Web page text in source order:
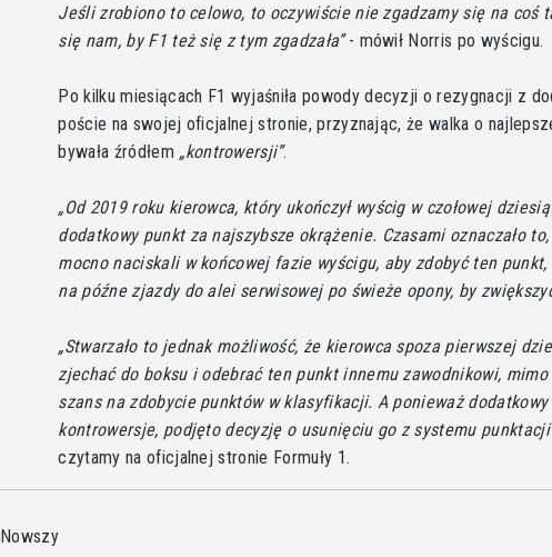
Jeśli zrobiono to celowo, to oczywiście nie zgadzamy się na coś
się nam, by F1 też się z tym zgadzała - mówił Norris po wyścigu.
Po kilku miesiącach F1 wyjaśniła powody decyzji o rezygnacji z
poście na swojej oficjalnej stronie, przyznając, że walka o
bywała źródłem
kontrowersji .
Od 2019 roku kierowca, który ukończył wyścig w czołowej
dodatkowy punkt za najszybsze okrążenie. Czasami oznaczało
mocno naciskali w końcowej fazie wyścigu, aby zdobyć ten
na późne zjazdy do alei serwisowej po świeże opony, by
Stwarzało to jednak możliwość, że kierowca spoza pierwszej
zjechać do boksu i odebrać ten punkt innemu zawodnikowi, mimo
szans na zdobycie punktów w klasyfikacji. A ponieważ
kontrowersje, podjęto decyzję o usunięciu go z systemu
czytamy na oficjalnej stronie Formuły 1.
Nowszy